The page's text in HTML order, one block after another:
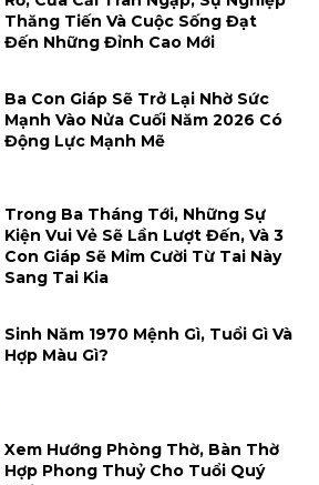
Thăng Tiến Và Cuộc Sống Đạt
Đến Những Đỉnh Cao Mới
Ba Con Giáp Sẽ Trở Lại Nhờ Sức
Mạnh Vào Nửa Cuối Năm 2026 Có
Động Lực Mạnh Mẽ
Trong Ba Tháng Tới, Những Sự
Kiện Vui Vẻ Sẽ Lần Lượt Đến, Và 3
Con Giáp Sẽ Mỉm Cười Từ Tai Này
Sang Tai Kia
Sinh Năm 1970 Mệnh Gì, Tuổi Gì Và
Hợp Màu Gì?
Xem Hướng Phòng Thờ, Bàn Thờ
Hợp Phong Thuỷ Cho Tuổi Quý